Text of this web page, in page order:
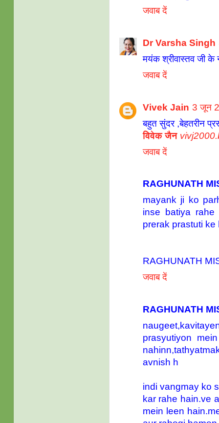
जवाब दें
Dr Varsha Singh
मयंक श्रीवास्तव जी के
जवाब दें
Vivek Jain 3 जून
बहुत सुंदर ,बेहतरीन
विवेक जैन
जवाब दें
RAGHUNATH
mayank ji ko
inse batiya rahe
prerak prastuti
RAGHUNATH
जवाब दें
RAGHUNATH
prasyutiyon
avnish h
indi vangmay ko
kar rahe hain.ve
mein leen